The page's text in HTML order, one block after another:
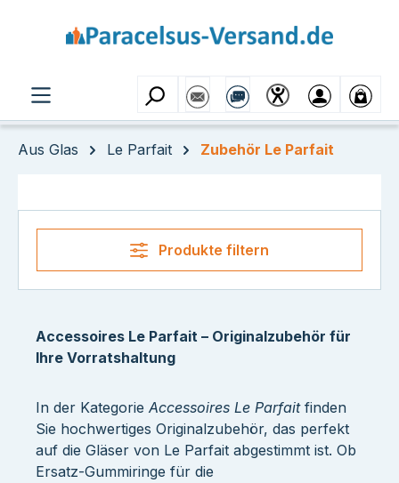
Aus Glas Le Parfait Zubehör Le Parfait
Produkte filtern
Accessoires Le Parfait – Originalzubehör für
Ihre Vorratshaltung
In der Kategorie Accessoires Le Parfaitfinden
Sie hochwertiges Originalzubehör, das perfekt
auf die Gläser von Le Parfait abgestimmt ist. Ob
Ersatz-Gummiringe für die